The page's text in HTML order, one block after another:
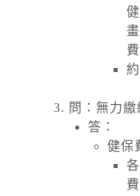
問：無力
答：
健保